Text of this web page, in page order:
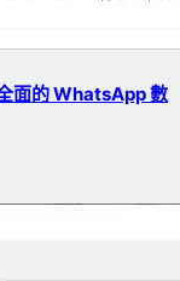
面的 WhatsApp 數